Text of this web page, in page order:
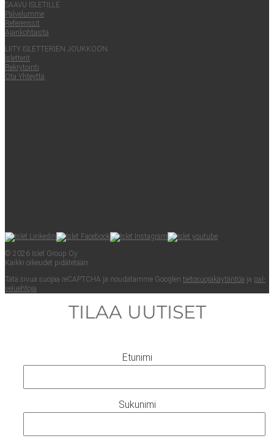
SAA­VU ISLETILLE
Pal­ve­lum­me
Refe­rens­sit
Ajan­koh­tais­ta
LII­TY ISLET­TE­RIEN JOUKKOON
Islet­te­rit
Rek­ry­toin­ti
Ota Yhteyt­tä
© 2026 Islet Group Oy
Kaik­ki oikeu­det pidätetään.
Tätä sivua suo­jaa reCAPTC­HA ja nou­da­tam­me Googlen tie­to­suo­ja­käy­tän­töä ja pal­
ve­lueh­to­ja.
TILAA UUTISET
Etunimi
Sukunimi